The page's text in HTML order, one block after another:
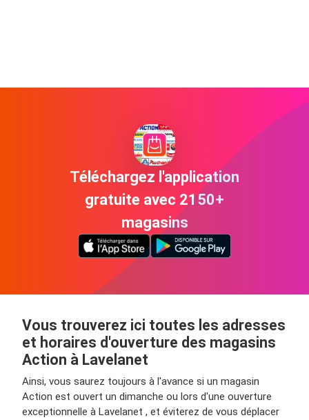
Téléchargez l'application
gratuite avec 2150+
magasins
Vous trouverez ici toutes les adresses
et horaires d'ouverture des magasins
Action à Lavelanet
Ainsi, vous saurez toujours à l'avance si un magasin
Action est ouvert un dimanche ou lors d'une ouverture
exceptionnelle à Lavelanet , et éviterez de vous déplacer